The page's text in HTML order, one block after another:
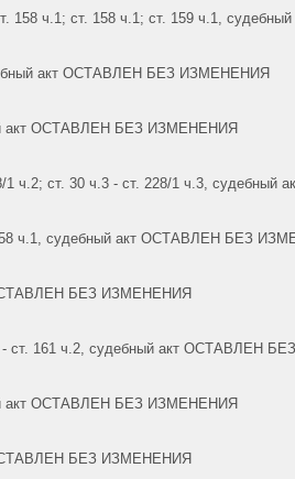
158 ч.1; ст. 158 ч.1; ст. 159 ч.1,
акт ОСТАВЛЕН БЕЗ ИЗМЕНЕНИЯ
акт ОСТАВЛЕН БЕЗ ИЗМЕНЕНИЯ
1 ч.2; ст. 30 ч.3 - ст. 228/1 ч.3,
158 ч.1, судебный акт ОСТАВЛЕН БЕЗ
ОСТАВЛЕН БЕЗ ИЗМЕНЕНИЯ
- ст. 161 ч.2, судебный акт ОСТАВЛЕН
акт ОСТАВЛЕН БЕЗ ИЗМЕНЕНИЯ
ОСТАВЛЕН БЕЗ ИЗМЕНЕНИЯ